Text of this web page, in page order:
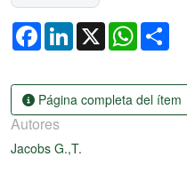
FacebookLinkedIn
X WhatsApp
Página completa del ítem
Autores
Jacobs G.,T.